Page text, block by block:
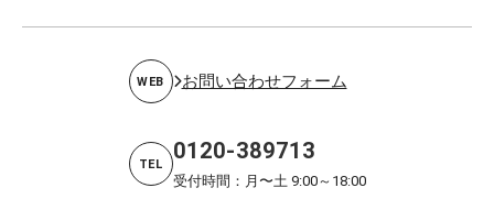
WEB お問い合わせフォーム
TEL 0120-389713
受付時間：月〜土 9:00～18:00